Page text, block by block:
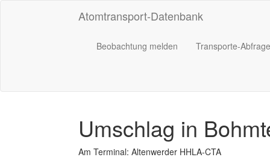
Atomtransport-Datenbank
Beobachtung melden Transporte-Abfrage
Umschlag in
Am Terminal: Altenwerder HHLA-CTA